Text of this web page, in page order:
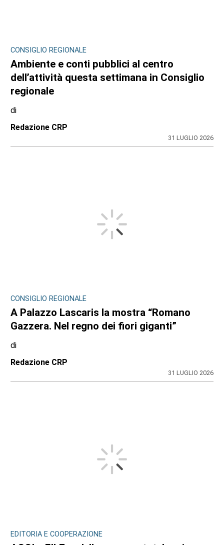
CONSIGLIO REGIONALE
Ambiente e conti pubblici al centro
dell’attività questa settimana in Consiglio
regionale
di
Redazione CRP
31 LUGLIO 2026
CONSIGLIO REGIONALE
A Palazzo Lascaris la mostra “Romano
Gazzera. Nel regno dei fiori giganti”
di
Redazione CRP
31 LUGLIO 2026
EDITORIA E COOPERAZIONE